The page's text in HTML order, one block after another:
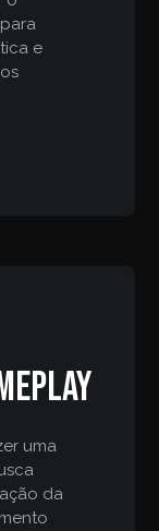
e
uma
da